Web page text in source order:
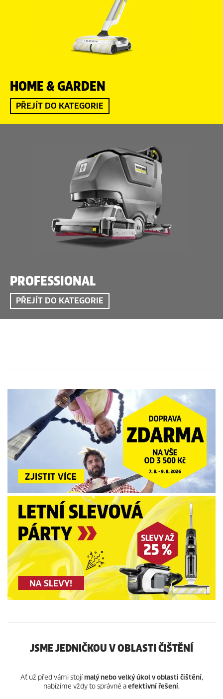
HOME & GARDEN
PŘEJÍT DO KATEGORIE
PROFESSIONAL
PŘEJÍT DO KATEGORIE
JSME JEDNIČKOU V OBLASTI ČIŠTĚNÍ
Ať už před vámi stojímalý nebo velký úkol v oblasti čištění,
nabízíme vždy to správné aefektivní řešení.